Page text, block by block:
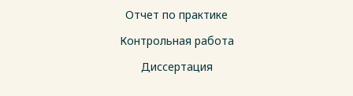
Отчет по практике
Контрольная работа
Диссертация